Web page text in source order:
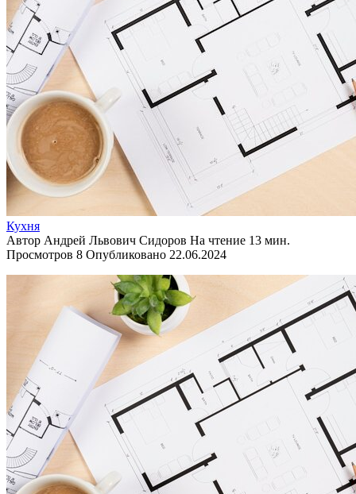
Кухня
Автор Андрей Львович Сидоров На чтение 13 мин.
Просмотров 8 Опубликовано 22.06.2024